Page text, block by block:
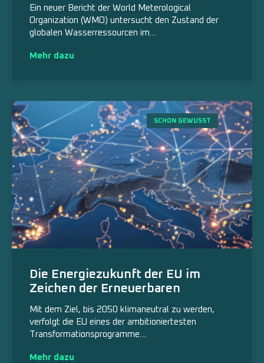
Ein neuer Bericht der World Meterological
Organization (WMO) untersucht den Zustand der
globalen Wasserressourcen im…
Mehr dazu
SCHON GEWUSST
Die Energiezukunft der EU im
Zeichen der Erneuerbaren
Mit dem Ziel, bis 2050 klimaneutral zu werden,
verfolgt die EU eines der ambitioniertesten
Transformationsprogramme…
Mehr dazu